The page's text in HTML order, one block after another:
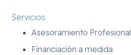
Servicios
Asesoramiento Profesional
Financiación a medida